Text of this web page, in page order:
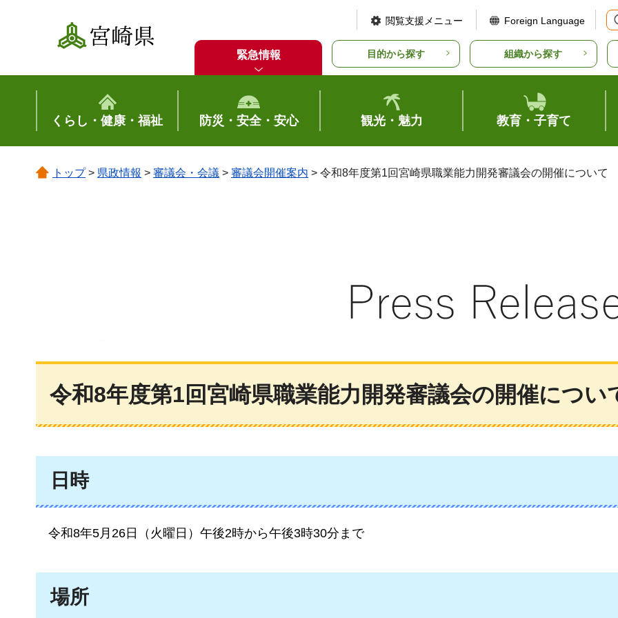
宮崎県
閲覧支援メニュー Foreign Language
緊急情報 目的から探す 組織から探す
くらし・健康・福祉 防災・安全・安心 観光・魅力 教育・子育て
トップ> 県政情報 > 審議会・会議 > 審議会開催案内 > 令和8年度第1回宮崎県職業能力開発審議会の開催について
令和8年度第1回宮崎県職業能力開発審議会の開催につい
日時
令和8年5月26日（火曜日）午後2時から午後3時30分まで
場所